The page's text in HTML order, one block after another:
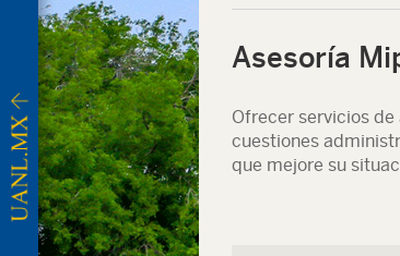
Asesoría
Ofrecer servicios
cuestiones
que mejore su